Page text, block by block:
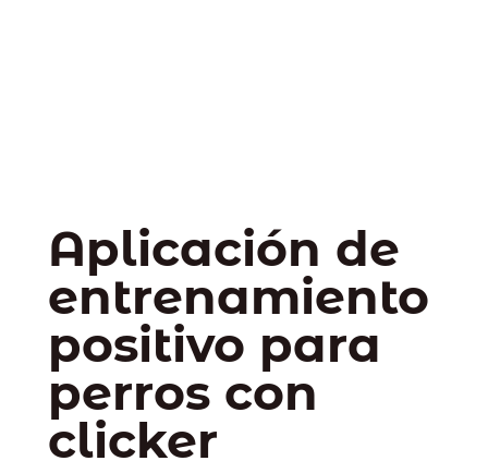
Aplicación de
entrenamiento
positivo para
perros con
clicker